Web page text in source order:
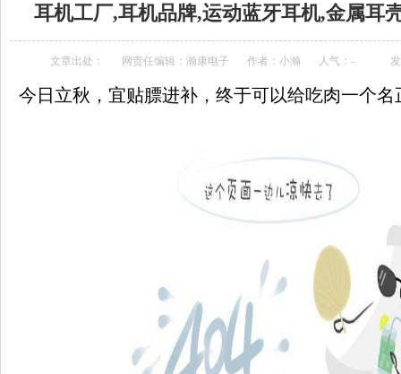
耳机工厂,耳机品牌,运动蓝牙耳机,金属耳
文章出处： 网责任编辑：瀚康电子 作者：小瀚 人气： -
今日立秋，宜贴膘进补，终于可以给吃肉一个